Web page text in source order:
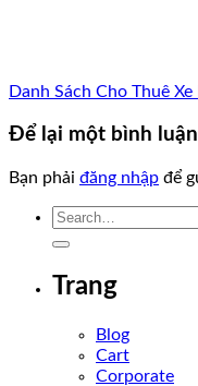
Danh Sách Cho Thuê
Để lại một bình luận
Bạn phải đăng nhập để
Trang
Blog
Cart
Corporate